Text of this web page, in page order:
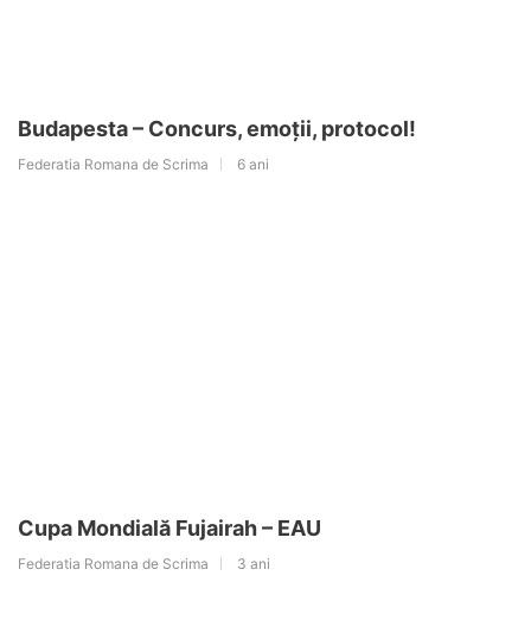
Budapesta – Concurs, emoții, protocol!
Federatia Romana de Scrima 6 ani
Cupa Mondială Fujairah – EAU
Federatia Romana de Scrima 3 ani